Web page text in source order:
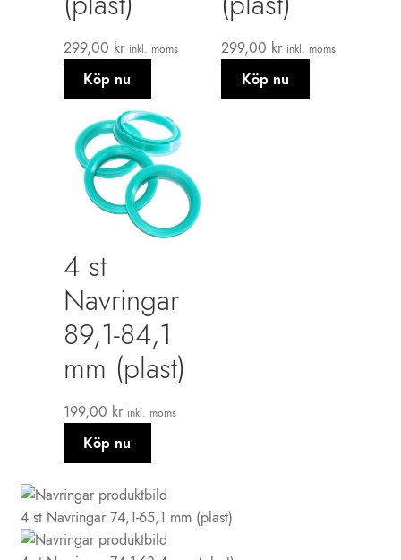
299,00 kr inkl. moms
Köp nu
299,00 kr inkl. moms
Köp nu
4 st
Navringar
89,1-84,1
mm (plast)
199,00 kr inkl. moms
Köp nu
4 st Navringar 74,1-65,1 mm (plast)